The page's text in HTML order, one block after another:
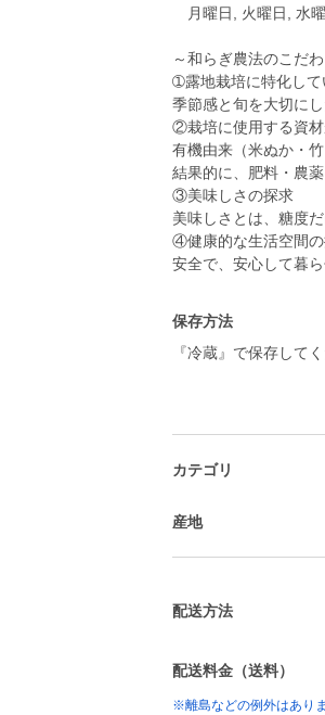
月曜日, 火曜日, 水
～和らぎ農法のこだ
➀露地栽培に特化して
季節感と旬を大切に
②栽培に使用する資
有機由来（米ぬか・
結果的に、肥料・農
③美味しさの探求
美味しさとは、糖度
④健康的な生活空間
安全で、安心して
保存方法
『冷蔵』で保存してく
カテゴリ
産地
配送方法
配送料金（送料）
※離島などの例外はあり